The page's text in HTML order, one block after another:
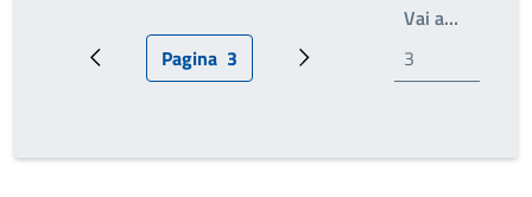
Pagina precedentePagina attuale
Pagina 3 Prossima pagina
Vai a…